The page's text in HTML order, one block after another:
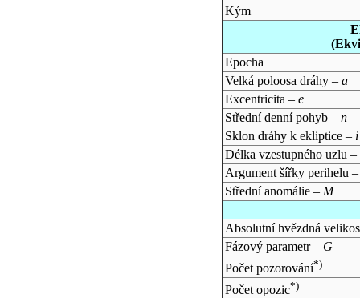
Kým
Epocha
Velká poloosa dráhy – a
Excentricita – e
Střední denní pohyb – n
Sklon dráhy k ekliptice – i
Délka vzestupného uzlu –
Argument šířky perihelu
Střední anomálie – M
Absolutní hvězdná
Fázový parametr – G
Počet pozorování*)
Počet opozic*)